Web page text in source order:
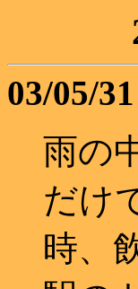
03/05/31
雨の
だけ
時、